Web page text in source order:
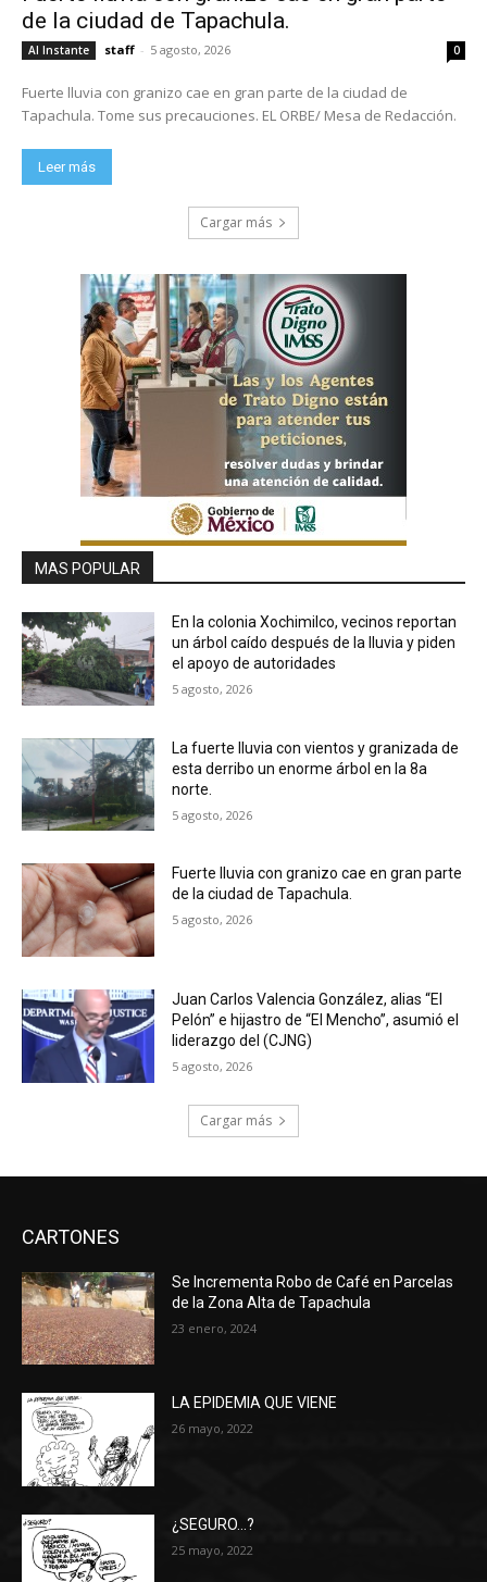
de la ciudad de Tapachula.
Al Instante staff - 5 agosto, 2026 0
Fuerte lluvia con granizo cae en gran parte de la ciudad de
Tapachula. Tome sus precauciones. EL ORBE/ Mesa de Redacción.
Leer más
Cargar más
MAS POPULAR
En la colonia Xochimilco, vecinos reportan
un árbol caído después de la lluvia y piden
el apoyo de autoridades
5 agosto, 2026
La fuerte lluvia con vientos y granizada de
esta derribo un enorme árbol en la 8a
norte.
5 agosto, 2026
Fuerte lluvia con granizo cae en gran parte
de la ciudad de Tapachula.
5 agosto, 2026
Juan Carlos Valencia González, alias “El
Pelón” e hijastro de “El Mencho”, asumió el
liderazgo del (CJNG)
5 agosto, 2026
Cargar más
CARTONES
Se Incrementa Robo de Café en Parcelas
de la Zona Alta de Tapachula
23 enero, 2024
LA EPIDEMIA QUE VIENE
26 mayo, 2022
¿SEGURO…?
25 mayo, 2022